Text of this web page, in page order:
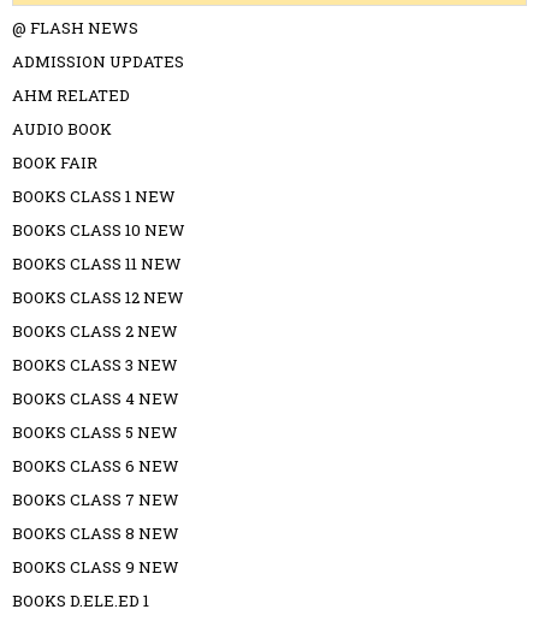
@ FLASH NEWS
ADMISSION UPDATES
AHM RELATED
AUDIO BOOK
BOOK FAIR
BOOKS CLASS 1 NEW
BOOKS CLASS 10 NEW
BOOKS CLASS 11 NEW
BOOKS CLASS 12 NEW
BOOKS CLASS 2 NEW
BOOKS CLASS 3 NEW
BOOKS CLASS 4 NEW
BOOKS CLASS 5 NEW
BOOKS CLASS 6 NEW
BOOKS CLASS 7 NEW
BOOKS CLASS 8 NEW
BOOKS CLASS 9 NEW
BOOKS D.ELE.ED 1